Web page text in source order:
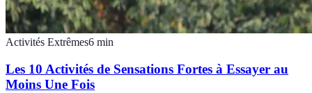
Activités Extrêmes6 min
Les 10 Activités de Sensations Fortes à Essayer au
Moins Une Fois